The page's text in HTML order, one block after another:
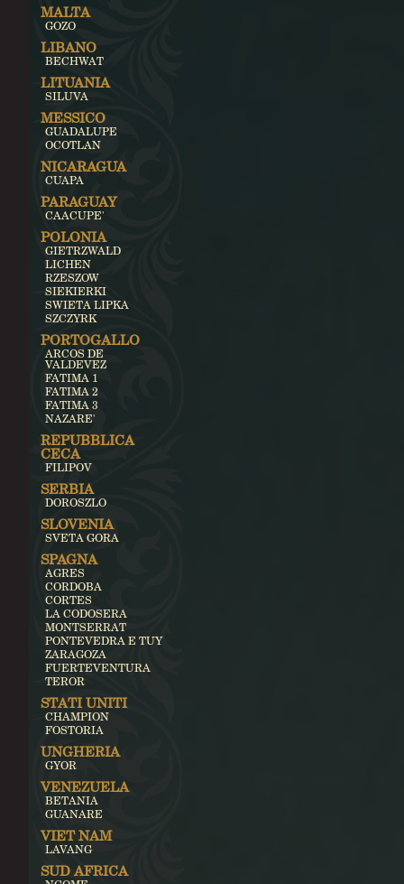
MALTA
GOZO
LIBANO
BECHWAT
LITUANIA
SILUVA
MESSICO
GUADALUPE
OCOTLAN
NICARAGUA
CUAPA
PARAGUAY
CAACUPE'
POLONIA
GIETRZWALD
LICHEN
RZESZOW
SIEKIERKI
SWIETA LIPKA
SZCZYRK
PORTOGALLO
ARCOS DE
VALDEVEZ
FATIMA 1
FATIMA 2
FATIMA 3
NAZARE'
REPUBBLICA
CECA
FILIPOV
SERBIA
DOROSZLO
SLOVENIA
SVETA GORA
SPAGNA
AGRES
CORDOBA
CORTES
LA CODOSERA
MONTSERRAT
PONTEVEDRA E TUY
ZARAGOZA
FUERTEVENTURA
TEROR
STATI UNITI
CHAMPION
FOSTORIA
UNGHERIA
GYOR
VENEZUELA
BETANIA
GUANARE
VIET NAM
LAVANG
SUD AFRICA